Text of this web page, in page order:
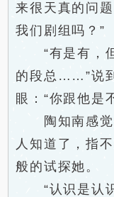
来很天真的问
我们剧组吗？”
“有是有，但
的段总……”说
眼：“你跟他是
陶知南感觉
人知道了，指
般的试探她。
“认识是认识